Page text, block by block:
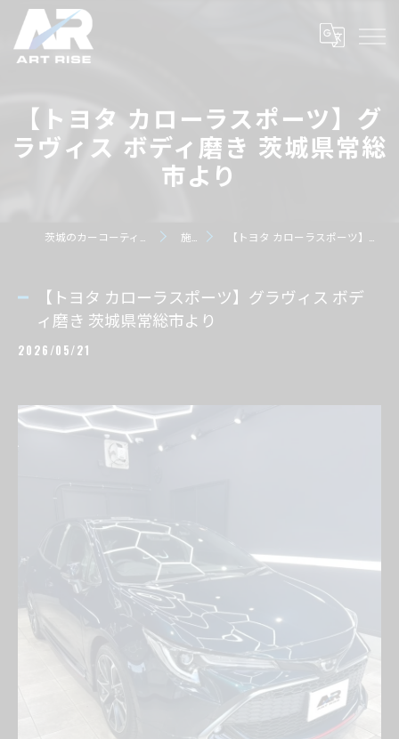
【トヨタ カローラスポーツ】グ
ラヴィス ボディ磨き 茨城県常総
市より
施工事例 【トヨタ カローラスポーツ】グラヴィス ボディ磨き 茨城県常総市より
【トヨタ カローラスポーツ】グラヴィス ボデ
ィ磨き 茨城県常総市より
2026/05/21